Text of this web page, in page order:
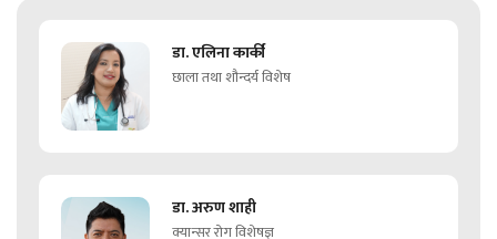
डा. एलिना कार्की
छाला तथा शौन्दर्य विशेष
डा. अरुण शाही
क्यान्सर रोग विशेषज्ञ